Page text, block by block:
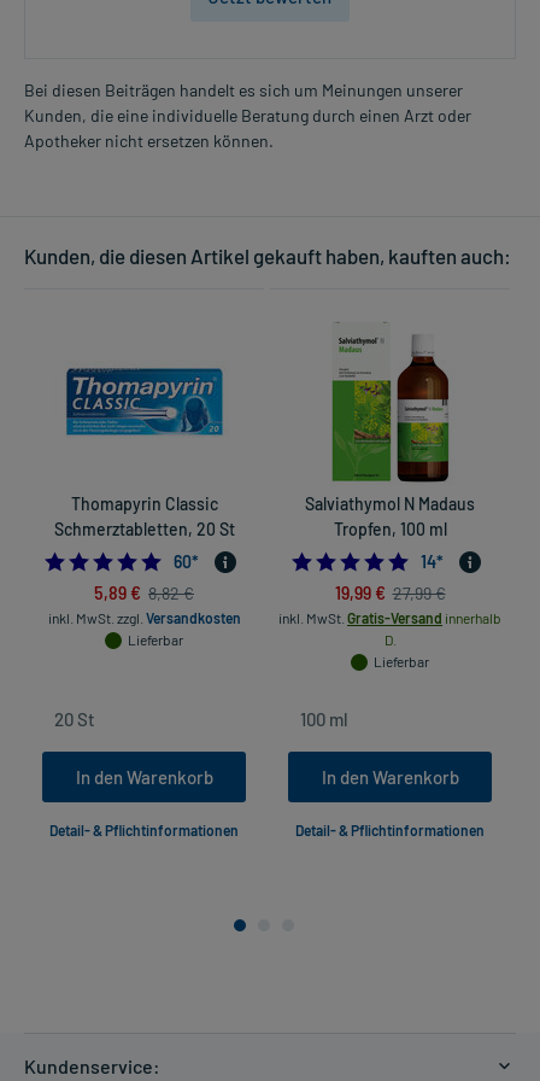
Bei diesen Beiträgen handelt es sich um Meinungen unserer
Kunden, die eine individuelle Beratung durch einen Arzt oder
Apotheker nicht ersetzen können.
Kunden, die diesen Artikel gekauft haben, kauften auch:
Thomapyrin Classic
Schmerztabletten, 20 St
4.733333333333333
60*
5,89 € 8,82 €
inkl. MwSt. zzgl. Versandkosten
Lieferbar
In den Warenkorb
Detail- & Pflichtinformationen
Salviathymol N Madaus
Tropfen, 100 ml
5.0
14*
19,99 € 27,99 €
inkl. MwSt. Gratis-Versand innerhalb
D.
Lieferbar
In den Warenkorb
Detail- & Pflichtinformationen
Kundenservice: